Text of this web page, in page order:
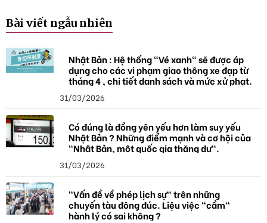
Bài viết ngẫu nhiên
Nhật Bản : Hệ thống "Vé xanh" sẽ được áp
dụng cho các vi phạm giao thông xe đạp từ
tháng 4 , chi tiết danh sách và mức xử phạt.
31/03/2026
Có đúng là đồng yên yếu hơn làm suy yếu
Nhật Bản ? Những điểm mạnh và cơ hội của
"Nhật Bản, một quốc gia thặng dư".
31/03/2026
"Vấn đề về phép lịch sự" trên những
chuyến tàu đông đúc. Liệu việc "cầm"
hành lý có sai không ?